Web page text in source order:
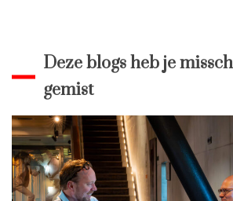
Deze blogs heb je
gemist